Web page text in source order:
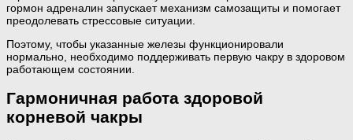
гормон адреналин запускает механизм самозащиты и помогает
преодолевать стрессовые ситуации.
Поэтому, чтобы указанные железы функционировали
нормально, необходимо поддерживать первую чакру в здоровом
работающем состоянии.
Гармоничная работа здоровой
корневой чакры